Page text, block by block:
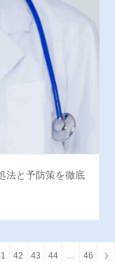
法と予防策を徹底
42 43 44 … 46